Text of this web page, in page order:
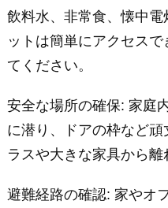
飲料水、非常食、懐中
ットは簡単にアクセス
てください。
安全な場所の確保: 家庭
に潜り、ドアの枠など
ラスや大きな家具から離
避難経路の確認: 家やオ